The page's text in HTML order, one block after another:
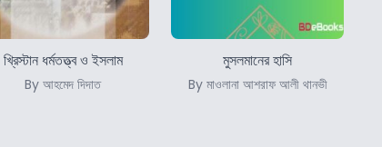
খ্রিস্টান ধর্মতত্ত্ব ও ইসলাম
By আহমেদ দিদাত
মুসলমানের হাসি
By মাওলানা আশরাফ আলী থানভী